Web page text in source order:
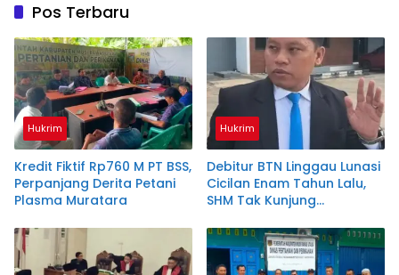
Pos Terbaru
Hukrim
Kredit Fiktif Rp760 M PT BSS,
Perpanjang Derita Petani
Plasma Muratara
Hukrim
Debitur BTN Linggau Lunasi
Cicilan Enam Tahun Lalu,
SHM Tak Kunjung